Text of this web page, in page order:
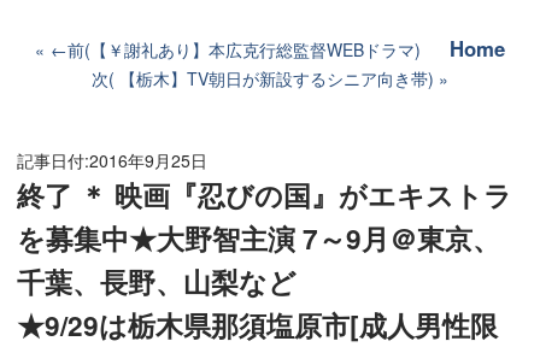
←前(【￥謝礼あり】本広克行総監督WEBドラマ) Home
次( 【栃木】TV朝日が新設するシニア向き帯)
記事日付:2016年9月25日
終了 ＊ 映画『忍びの国』がエキストラ
を募集中★大野智主演 7～9月＠東京、
千葉、長野、山梨など
★9/29は栃木県那須塩原市[成人男性限